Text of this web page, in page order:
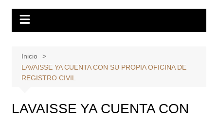
Inicio
LAVAISSE YA CUENTA CON SU PROPIA OFICINA DE
REGISTRO CIVIL
LAVAISSE YA CUENTA CON